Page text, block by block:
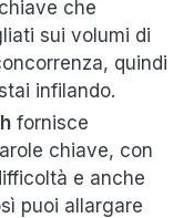
che
sui volumi di
quindi
infilando.
fornisce
chiave, con
e anche
puoi allargare